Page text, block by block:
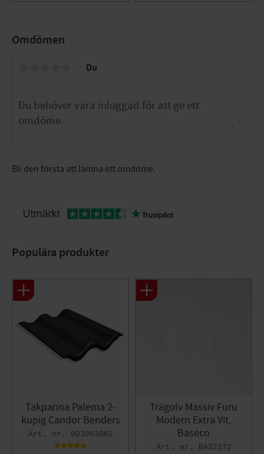
Omdömen
Du
Bli den första att lämna ett omdöme.
Populära produkter
Takpanna Palema 2-
kupig Candor Benders
003983062
Trägolv Massiv Furu
Modern Extra Vit,
Baseco
BA32272